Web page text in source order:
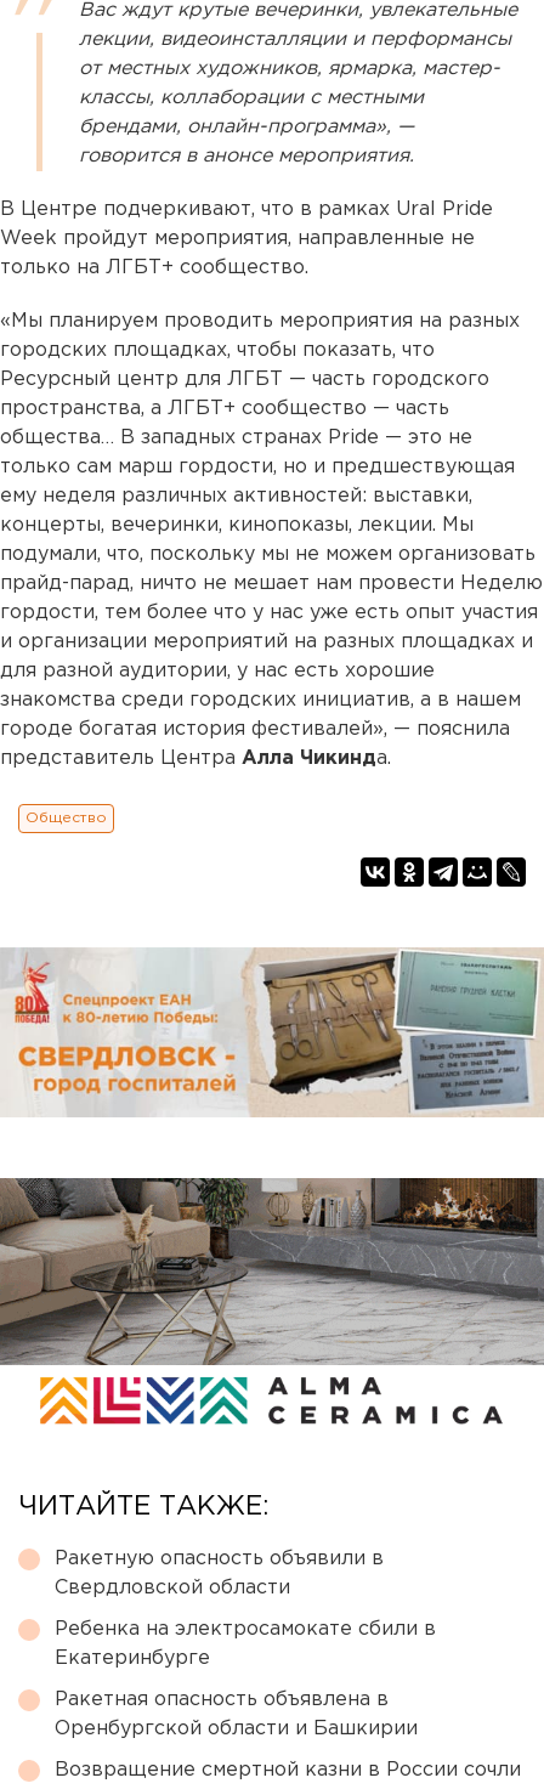
Вас ждут крутые вечеринки, увлекательные
лекции, видеоинсталляции и перформансы
от местных художников, ярмарка, мастер-
классы, коллаборации с местными
брендами, онлайн-программа», —
говорится в анонсе мероприятия.
В Центре подчеркивают, что в рамках Ural Pride
Week пройдут мероприятия, направленные не
только на ЛГБТ+ сообщество.
«Мы планируем проводить мероприятия на разных
городских площадках, чтобы показать, что
Ресурсный центр для ЛГБТ — часть городского
пространства, а ЛГБТ+ сообщество — часть
общества… В западных странах Pride — это не
только сам марш гордости, но и предшествующая
ему неделя различных активностей: выставки,
концерты, вечеринки, кинопоказы, лекции. Мы
подумали, что, поскольку мы не можем организовать
прайд-парад, ничто не мешает нам провести Неделю
гордости, тем более что у нас уже есть опыт участия
и организации мероприятий на разных площадках и
для разной аудитории, у нас есть хорошие
знакомства среди городских инициатив, а в нашем
городе богатая история фестивалей», — пояснила
представитель Центра Алла Чикинда.
Общество
ЧИТАЙТЕ ТАКЖЕ:
Ракетную опасность объявили в
Свердловской области
Ребенка на электросамокате сбили в
Екатеринбурге
Ракетная опасность объявлена в
Оренбургской области и Башкирии
Возвращение смертной казни в России сочли